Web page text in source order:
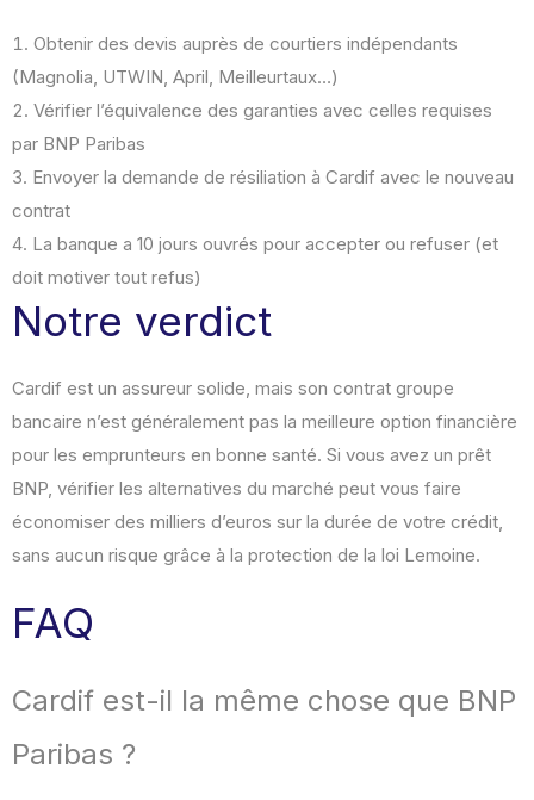
Obtenir des devis auprès de courtiers indépendants
(Magnolia, UTWIN, April, Meilleurtaux…)
Vérifier l’équivalence des garanties avec celles requises
par BNP Paribas
Envoyer la demande de résiliation à Cardif avec le nouveau
contrat
La banque a 10 jours ouvrés pour accepter ou refuser (et
doit motiver tout refus)
Notre verdict
Cardif est un assureur solide, mais son contrat groupe
bancaire n’est généralement pas la meilleure option financière
pour les emprunteurs en bonne santé. Si vous avez un prêt
BNP, vérifier les alternatives du marché peut vous faire
économiser des milliers d’euros sur la durée de votre crédit,
sans aucun risque grâce à la protection de la loi Lemoine.
FAQ
Cardif est-il la même chose que BNP
Paribas ?